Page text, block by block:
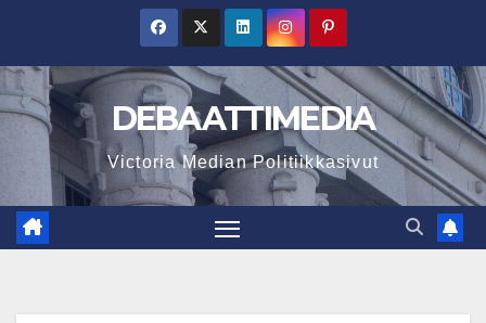
content
DEBAATTIMEDIA
Victoria Median Politiikkasivut